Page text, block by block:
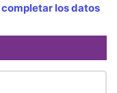
los datos